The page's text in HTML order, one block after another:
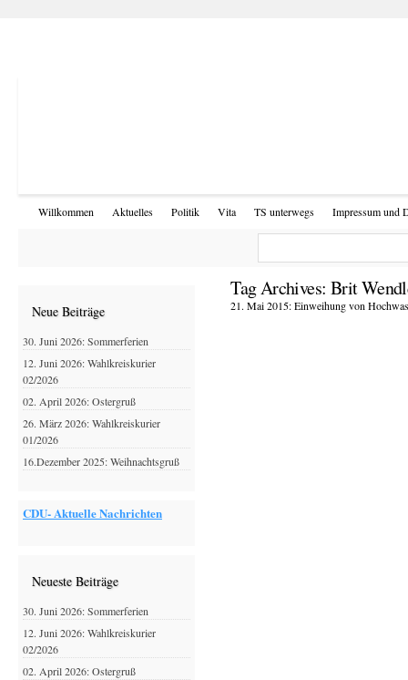
Willkommen Aktuelles Politik Vita TS unterwegs Impressum und
Tag Archives: Brit
21. Mai 2015: Einweihung von
Neue Beiträge
30. Juni 2026: Sommerferien
12. Juni 2026: Wahlkreiskurier
02/2026
02. April 2026: Ostergruß
26. März 2026: Wahlkreiskurier
01/2026
16.Dezember 2025: Weihnachtsgruß
CDU- Aktuelle Nachrichten
Neueste Beiträge
30. Juni 2026: Sommerferien
12. Juni 2026: Wahlkreiskurier
02/2026
02. April 2026: Ostergruß